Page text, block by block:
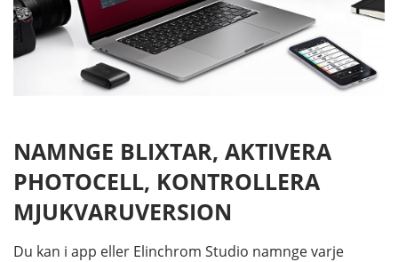
NAMNGE BLIXTAR, AKTIVERA
PHOTOCELL, KONTROLLERA
MJUKVARUVERSION
Du kan i app eller Elinchrom Studio namnge varje